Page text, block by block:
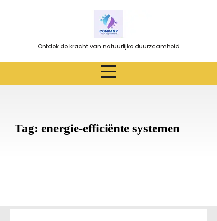
Ontdek de kracht van natuurlijke duurzaamheid
Tag: energie-efficiënte systemen